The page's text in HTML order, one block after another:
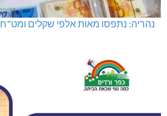
נהריה: נתפסו מאות אלפי שקלים ומט"ח